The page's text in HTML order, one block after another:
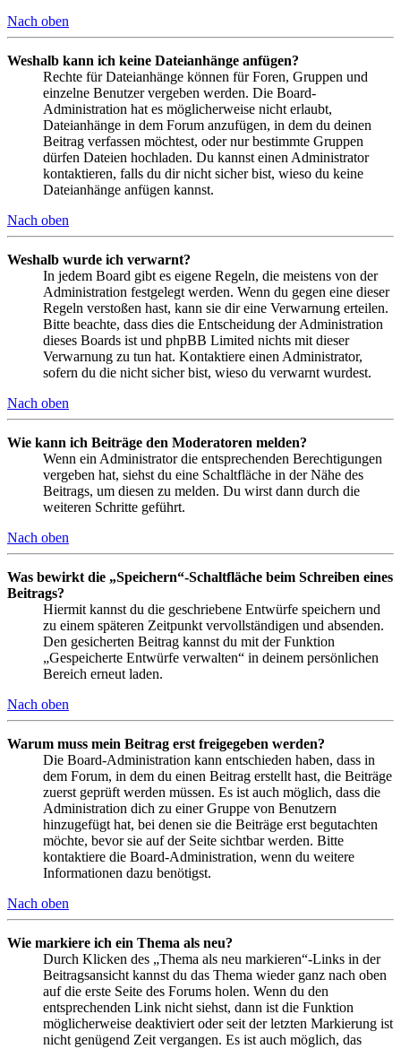
Nach oben
Weshalb kann ich keine Dateianhänge anfügen?
Rechte für Dateianhänge können für Foren, Gruppen und
einzelne Benutzer vergeben werden. Die Board-
Administration hat es möglicherweise nicht erlaubt,
Dateianhänge in dem Forum anzufügen, in dem du deinen
Beitrag verfassen möchtest, oder nur bestimmte Gruppen
dürfen Dateien hochladen. Du kannst einen Administrator
kontaktieren, falls du dir nicht sicher bist, wieso du keine
Dateianhänge anfügen kannst.
Nach oben
Weshalb wurde ich verwarnt?
In jedem Board gibt es eigene Regeln, die meistens von der
Administration festgelegt werden. Wenn du gegen eine dieser
Regeln verstoßen hast, kann sie dir eine Verwarnung erteilen.
Bitte beachte, dass dies die Entscheidung der Administration
dieses Boards ist und phpBB Limited nichts mit dieser
Verwarnung zu tun hat. Kontaktiere einen Administrator,
sofern du die nicht sicher bist, wieso du verwarnt wurdest.
Nach oben
Wie kann ich Beiträge den Moderatoren melden?
Wenn ein Administrator die entsprechenden Berechtigungen
vergeben hat, siehst du eine Schaltfläche in der Nähe des
Beitrags, um diesen zu melden. Du wirst dann durch die
weiteren Schritte geführt.
Nach oben
Was bewirkt die „Speichern“-Schaltfläche beim Schreiben eines
Beitrags?
Hiermit kannst du die geschriebene Entwürfe speichern und
zu einem späteren Zeitpunkt vervollständigen und absenden.
Den gesicherten Beitrag kannst du mit der Funktion
„Gespeicherte Entwürfe verwalten“ in deinem persönlichen
Bereich erneut laden.
Nach oben
Warum muss mein Beitrag erst freigegeben werden?
Die Board-Administration kann entschieden haben, dass in
dem Forum, in dem du einen Beitrag erstellt hast, die Beiträge
zuerst geprüft werden müssen. Es ist auch möglich, dass die
Administration dich zu einer Gruppe von Benutzern
hinzugefügt hat, bei denen sie die Beiträge erst begutachten
möchte, bevor sie auf der Seite sichtbar werden. Bitte
kontaktiere die Board-Administration, wenn du weitere
Informationen dazu benötigst.
Nach oben
Wie markiere ich ein Thema als neu?
Durch Klicken des „Thema als neu markieren“-Links in der
Beitragsansicht kannst du das Thema wieder ganz nach oben
auf die erste Seite des Forums holen. Wenn du den
entsprechenden Link nicht siehst, dann ist die Funktion
möglicherweise deaktiviert oder seit der letzten Markierung ist
nicht genügend Zeit vergangen. Es ist auch möglich, das